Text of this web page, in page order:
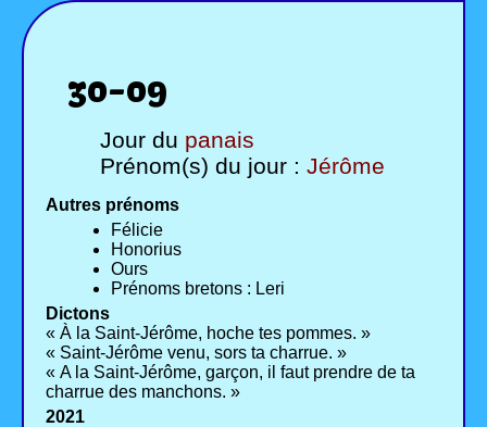
30-09
Jour du panais
Prénom(s) du jour : Jérôme
Autres prénoms
Félicie
Honorius
Ours
Prénoms bretons : Leri
Dictons
« À la Saint-Jérôme, hoche tes pommes. »
« Saint-Jérôme venu, sors ta charrue. »
« A la Saint-Jérôme, garçon, il faut prendre de ta
charrue des manchons. »
2021